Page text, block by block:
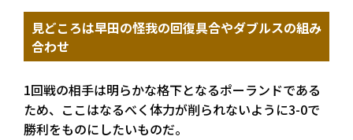
見どころは早田の怪我の回復具合やダブルスの組み
合わせ
1回戦の相手は明らかな格下となるポーランドである
ため、ここはなるべく体力が削られないように3-0で
勝利をものにしたいものだ。